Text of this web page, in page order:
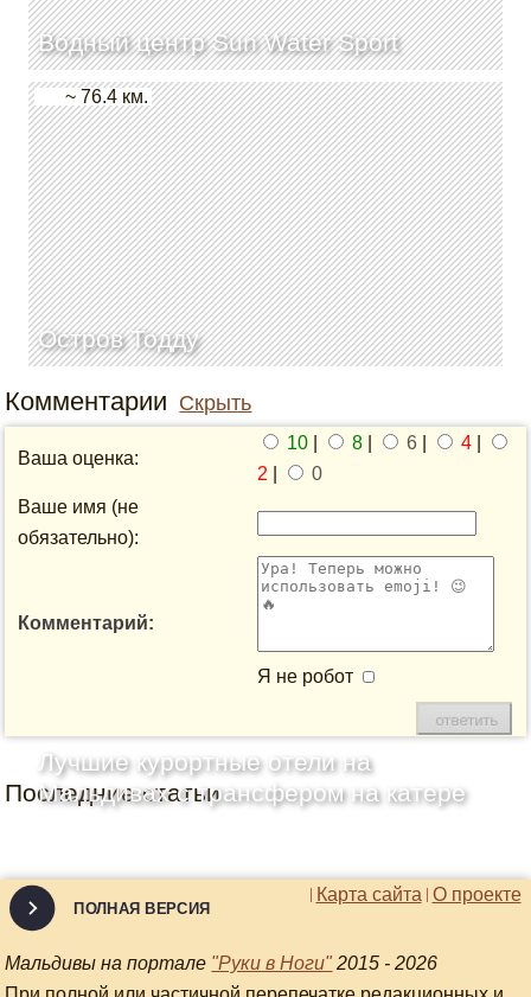
Водный центр Sun Water Sport
Остров Тодду
~ 76.4 км.
Комментарии Скрыть
Ваша оценка:
10 8 6 4
2
0
Ваше имя (не
обязательно):
Комментарий:
Я не робот
Последние статьи
Лучшие курортные отели на
Мальдивах с трансфером на катере
О проекте
Карта сайта
ПОЛНАЯ ВЕРСИЯ
Мальдивы на портале "Руки в Ноги" 2015 - 2026